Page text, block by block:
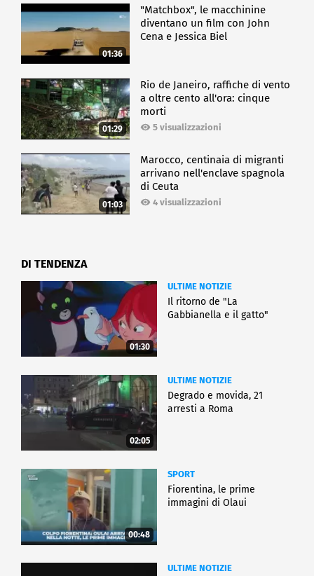
01:36
"Matchbox", le macchinine
diventano un film con John
Cena e Jessica Biel
01:29
Rio de Janeiro, raffiche di vento
a oltre cento all'ora: cinque
morti
5 visualizzazioni
01:03
Marocco, centinaia di migranti
arrivano nell'enclave spagnola
di Ceuta
4 visualizzazioni
DI TENDENZA
01:30
ULTIME NOTIZIE
Il ritorno de "La
Gabbianella e il gatto"
02:05
ULTIME NOTIZIE
Degrado e movida, 21
arresti a Roma
00:48
SPORT
Fiorentina, le prime
immagini di Olaui
ULTIME NOTIZIE